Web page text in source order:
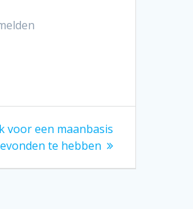
voor een maanbasis
te hebben